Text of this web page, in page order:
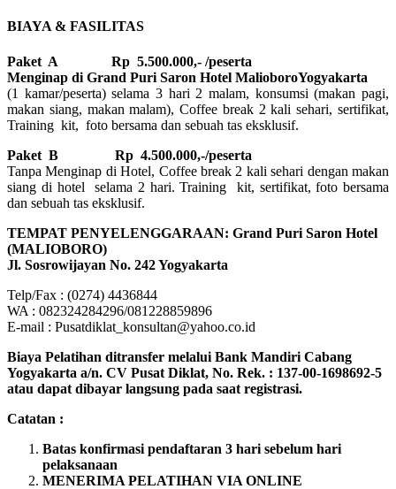
BIAYA & FASILITAS
Paket A Rp 5.500.000,- /peserta
Menginap di Grand Puri Saron Hotel MalioboroYogyakarta
(1 kamar/peserta) selama 3 hari 2 malam, konsumsi (makan pagi,
makan siang, makan malam), Coffee break 2 kali sehari, sertifikat,
Training kit, foto bersama dan sebuah tas eksklusif.
Paket B
Rp 4.500.000,-/peserta
Tanpa Menginap di Hotel, Coffee break 2 kali sehari dengan makan
siang di hotel selama 2 hari. Training kit, sertifikat, foto bersama
dan sebuah tas eksklusif.
TEMPAT PENYELENGGARAAN: Grand Puri Saron Hotel
(MALIOBORO)
Jl. Sosrowijayan No. 242 Yogyakarta
Telp/Fax : (0274) 4436844
WA : 082324284296/081228859896
E-mail : Pusatdiklat_konsultan@yahoo.co.id
Biaya Pelatihan ditransfer melalui Bank Mandiri Cabang
Yogyakarta a/n. CV Pusat Diklat, No. Rek. : 137-00-1698692-5
atau dapat dibayar langsung pada saat registrasi.
Catatan :
Batas konfirmasi pendaftaran 3 hari sebelum hari
pelaksanaan
MENERIMA PELATIHAN VIA ONLINE